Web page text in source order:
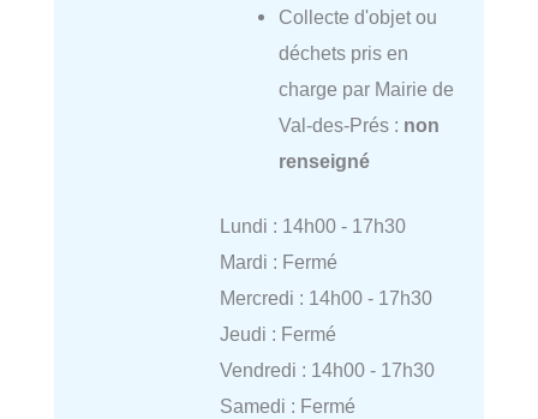
Collecte d'objet ou
déchets pris en
charge par Mairie de
Val-des-Prés : non
renseigné
Lundi : 14h00 - 17h30
Mardi : Fermé
Mercredi : 14h00 - 17h30
Jeudi : Fermé
Vendredi : 14h00 - 17h30
Samedi : Fermé